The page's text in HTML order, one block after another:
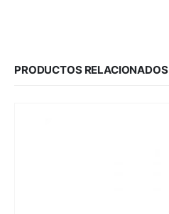
PRODUCTOS RELACIONADOS